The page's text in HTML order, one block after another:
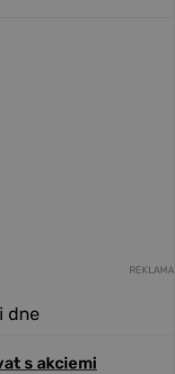
REKLAMA
dne
s akciemi